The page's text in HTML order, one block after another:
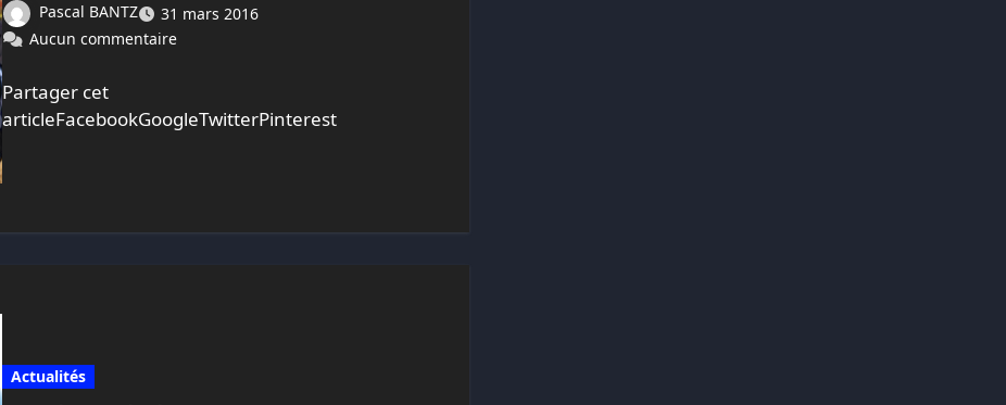
Pascal BANTZ
31 mars 2016
Aucun commentaire
Partager cet
articleFacebookGoogleTwitterPinterest
Actualités